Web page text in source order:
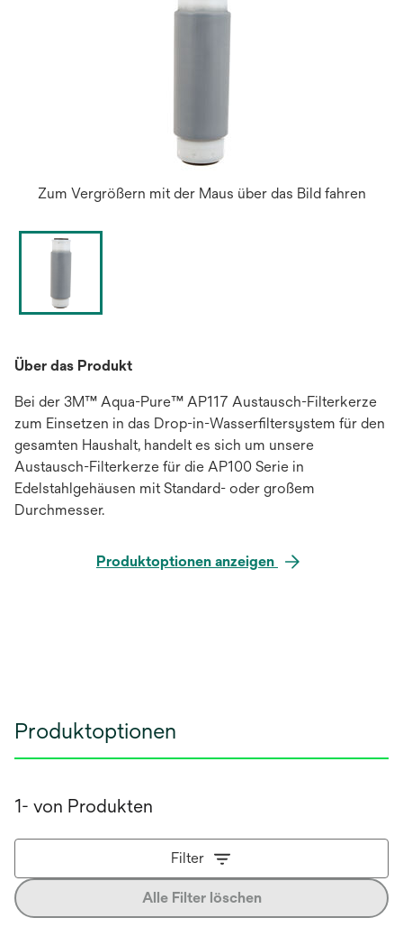
Zum Vergrößern mit der Maus über das Bild fahren
Über das Produkt
Bei der 3M™ Aqua-Pure™ AP117 Austausch-Filterkerze
zum Einsetzen in das Drop-in-Wasserfiltersystem für den
gesamten Haushalt, handelt es sich um unsere
Austausch-Filterkerze für die AP100 Serie in
Edelstahlgehäusen mit Standard- oder großem
Durchmesser.
Produktoptionen anzeigen
Produktoptionen
1- von Produkten
Filter
Alle Filter löschen